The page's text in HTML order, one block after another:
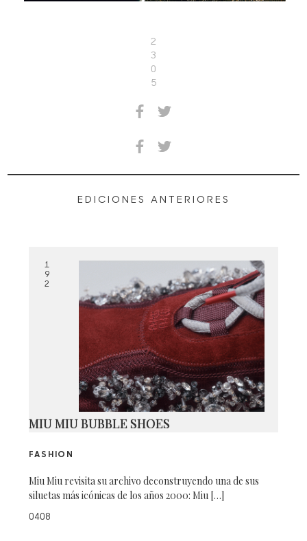
2
3
0
5
EDICIONES ANTERIORES
1
9
2
MIU MIU BUBBLE SHOES
FASHION
Miu Miu revisita su archivo deconstruyendo una de sus
siluetas más icónicas de los años 2000: Miu […]
0408